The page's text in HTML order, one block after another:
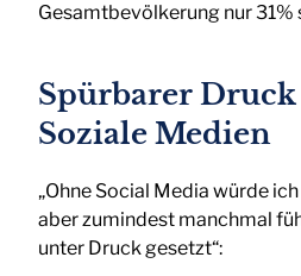
Gesamtbevölkerung nur 31%
Spürbarer
Soziale Medien
„Ohne Social Media würde
aber zumindest manchmal
unter Druck gesetzt“: